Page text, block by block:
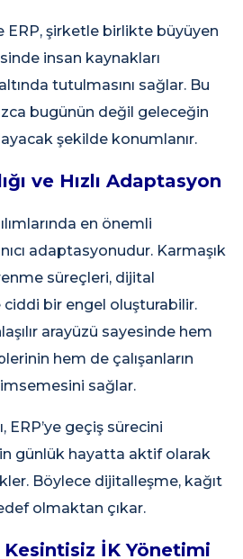
ERP, şirketle birlikte büyüyen
insan kaynakları
tutulmasını sağlar. Bu
bugünün değil geleceğin
şekilde konumlanır.
ve Hızlı Adaptasyon
en önemli
adaptasyonudur. Karmaşık
süreçleri, dijital
bir engel oluşturabilir.
arayüzü sayesinde hem
hem de çalışanların
sağlar.
ERP’ye geçiş sürecini
günlük hayatta aktif olarak
Böylece dijitalleşme, kağıt
olmaktan çıkar.
Kesintisiz İK Yönetimi